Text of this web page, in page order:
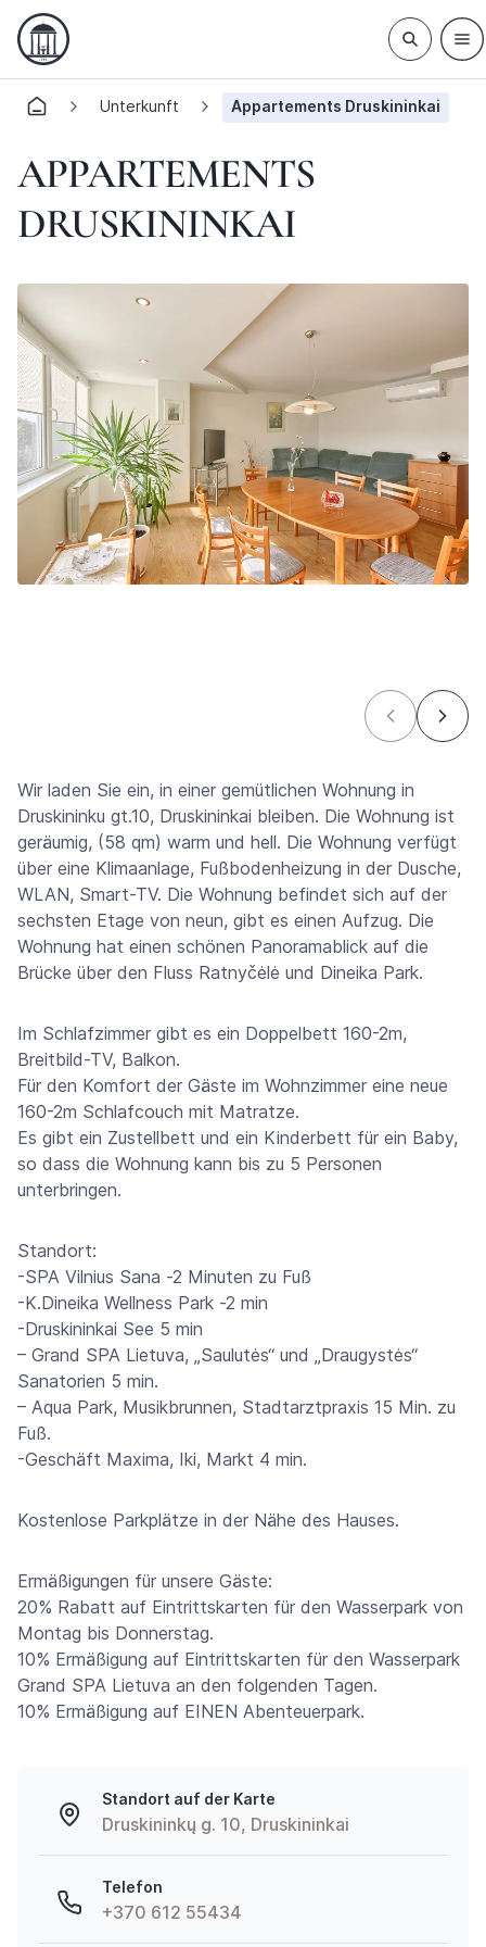
Unterkunft Appartements Druskininkai
APPARTEMENTS
DRUSKININKAI
Wir laden Sie ein, in einer gemütlichen Wohnung in
Druskininku gt.10, Druskininkai bleiben. Die Wohnung ist
geräumig, (58 qm) warm und hell. Die Wohnung verfügt
über eine Klimaanlage, Fußbodenheizung in der Dusche,
WLAN, Smart-TV. Die Wohnung befindet sich auf der
sechsten Etage von neun, gibt es einen Aufzug. Die
Wohnung hat einen schönen Panoramablick auf die
Brücke über den Fluss Ratnyčėlė und Dineika Park.
Im Schlafzimmer gibt es ein Doppelbett 160-2m,
Breitbild-TV, Balkon.
Für den Komfort der Gäste im Wohnzimmer eine neue
160-2m Schlafcouch mit Matratze.
Es gibt ein Zustellbett und ein Kinderbett für ein Baby,
so dass die Wohnung kann bis zu 5 Personen
unterbringen.
Standort:
-SPA Vilnius Sana -2 Minuten zu Fuß
-K.Dineika Wellness Park -2 min
-Druskininkai See 5 min
– Grand SPA Lietuva, „Saulutės“ und „Draugystės“
Sanatorien 5 min.
– Aqua Park, Musikbrunnen, Stadtarztpraxis 15 Min. zu
Fuß.
-Geschäft Maxima, Iki, Markt 4 min.
Kostenlose Parkplätze in der Nähe des Hauses.
Ermäßigungen für unsere Gäste:
20% Rabatt auf Eintrittskarten für den Wasserpark von
Montag bis Donnerstag.
10% Ermäßigung auf Eintrittskarten für den Wasserpark
Grand SPA Lietuva an den folgenden Tagen.
10% Ermäßigung auf EINEN Abenteuerpark.
Standort auf der Karte
Druskininkų g. 10, Druskininkai
Telefon
+370 612 55434